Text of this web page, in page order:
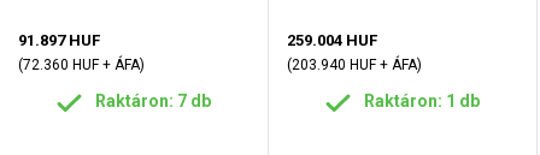
91.897 HUF
(72.360 HUF + ÁFA)
Raktáron: 7 db
259.004 HUF
(203.940 HUF + ÁFA)
Raktáron: 1 db